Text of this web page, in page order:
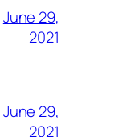
June 29,
2021
June 29,
2021